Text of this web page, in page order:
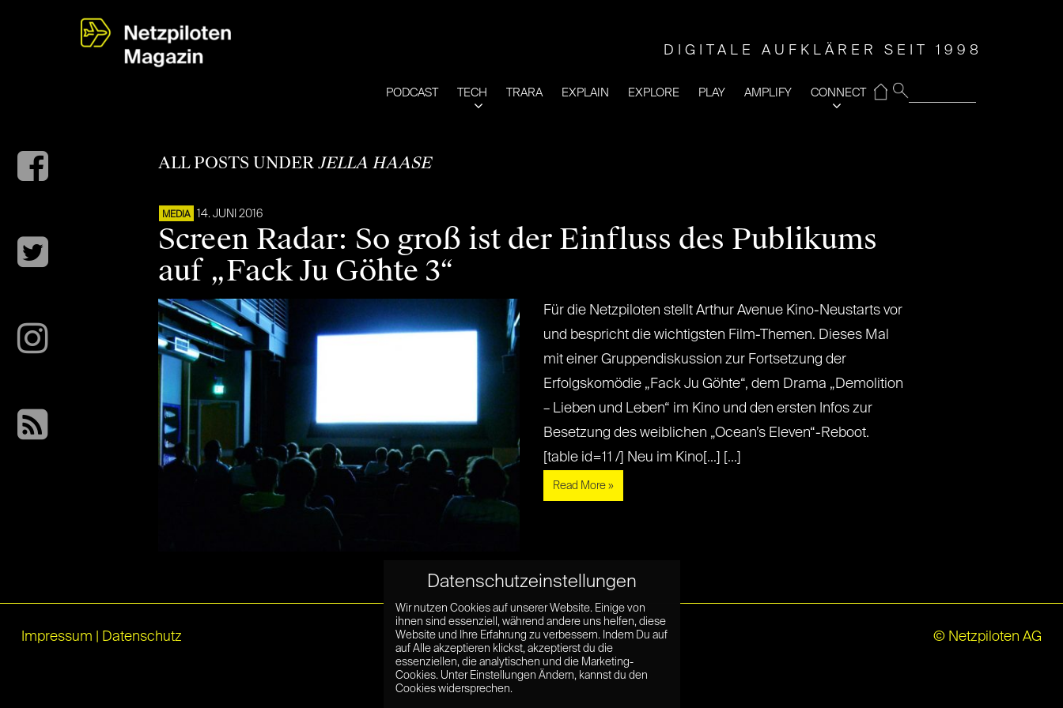
DIGITALE AUFKLÄRER SEIT 1998
PODCAST TECH TRARA EXPLAIN EXPLORE PLAY AMPLIFY CONNECT
⌂
ALL POSTS UNDERJELLA HAASE
MEDIA 14. JUNI 2016
Screen Radar: So groß ist der Einfluss des Publikums
auf „Fack Ju Göhte 3“
Für die Netzpiloten stellt Arthur Avenue Kino-Neustarts vor
und bespricht die wichtigsten Film-Themen. Dieses Mal
mit einer Gruppendiskussion zur Fortsetzung der
Erfolgskomödie „Fack Ju Göhte“, dem Drama „Demolition
– Lieben und Leben“ im Kino und den ersten Infos zur
Besetzung des weiblichen „Ocean’s Eleven“-Reboot.
[table id=11 /] Neu im Kino[...] [...]
Read More »
Impressum Datenschutz © Netzpiloten AG
Datenschutzeinstellungen
Wir nutzen Cookies auf unserer Website. Einige von
ihnen sind essenziell, während andere uns helfen, diese
Website und Ihre Erfahrung zu verbessern. Indem Du auf
auf Alle akzeptieren klickst, akzeptierst du die
essenziellen, die analytischen und die Marketing-
Cookies. Unter Einstellungen Ändern, kannst du den
Cookies widersprechen.